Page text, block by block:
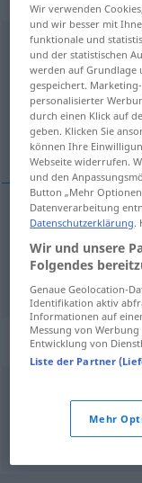
Heimkehrf <o. pl>
Übersicht aller
(Für mehr Details die
volta, regresso
voltaf Heimkehr
regressom( a)
Rückkehr
Wir verwenden
und wir besser mit
funktionale und
und der statistischen
werden auf Grundlage
gespeichert.
personalisierter
durch einen Klick auf
geben. Klicken Sie
können Ihre
Webseite widerrufen.
und den
Button „Mehr
Datenverarbeitung
Datenschutzerklärung.
Wir und unsere
Folgendes
Genaue Geolocation-
Identifikation aktiv
Informationen auf
Messung von
Entwicklung von
Liste der Partner
Mehr